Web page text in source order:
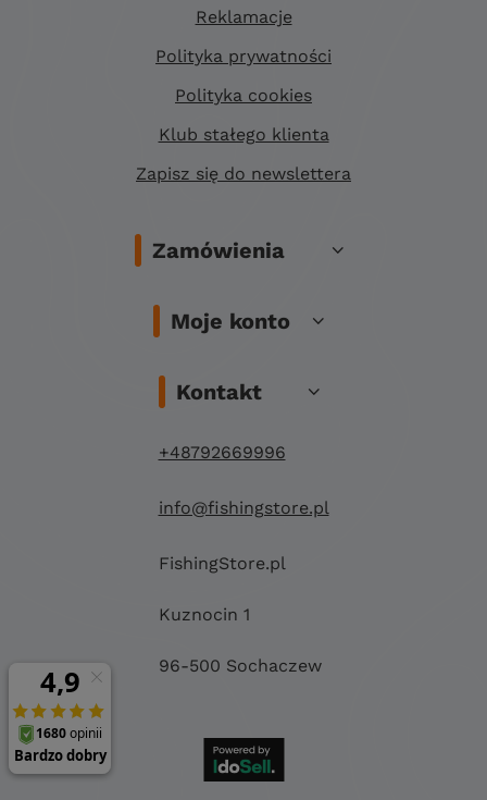
Reklamacje
Polityka prywatności
Polityka cookies
Klub stałego klienta
Zapisz się do newslettera
Zamówienia
Moje konto
Kontakt
+48792669996
info@fishingstore.pl
FishingStore.pl
Kuznocin 1
96-500 Sochaczew